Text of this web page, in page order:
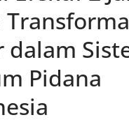
dalam
Pidana